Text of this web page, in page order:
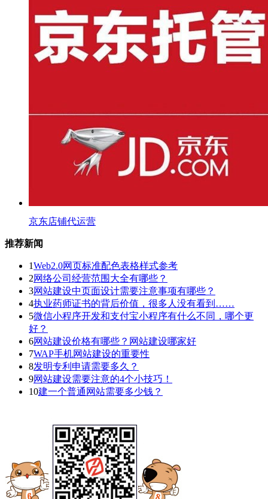
京东店铺代运营
推荐新闻
1Web2.0网页标准配色表格样式参考
2网络公司经营范围大全有哪些？
3网站建设中页面设计需要注意事项有哪些？
4执业药师证书的背后价值，很多人没有看到……
5微信小程序开发和支付宝小程序有什么不同，哪个更
好？
6网站建设价格有哪些？网站建设哪家好
7WAP手机网站建设的重要性
8发明专利申请需要多久？
9网站建设需要注意的4个小技巧！
10建一个普通网站需要多少钱？